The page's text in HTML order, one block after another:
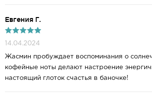
Евгения Г.
14.04.2024
Жасмин пробуждает воспоминания о
кофейные ноты делают настроение
настоящий глоток счастья в баночке!